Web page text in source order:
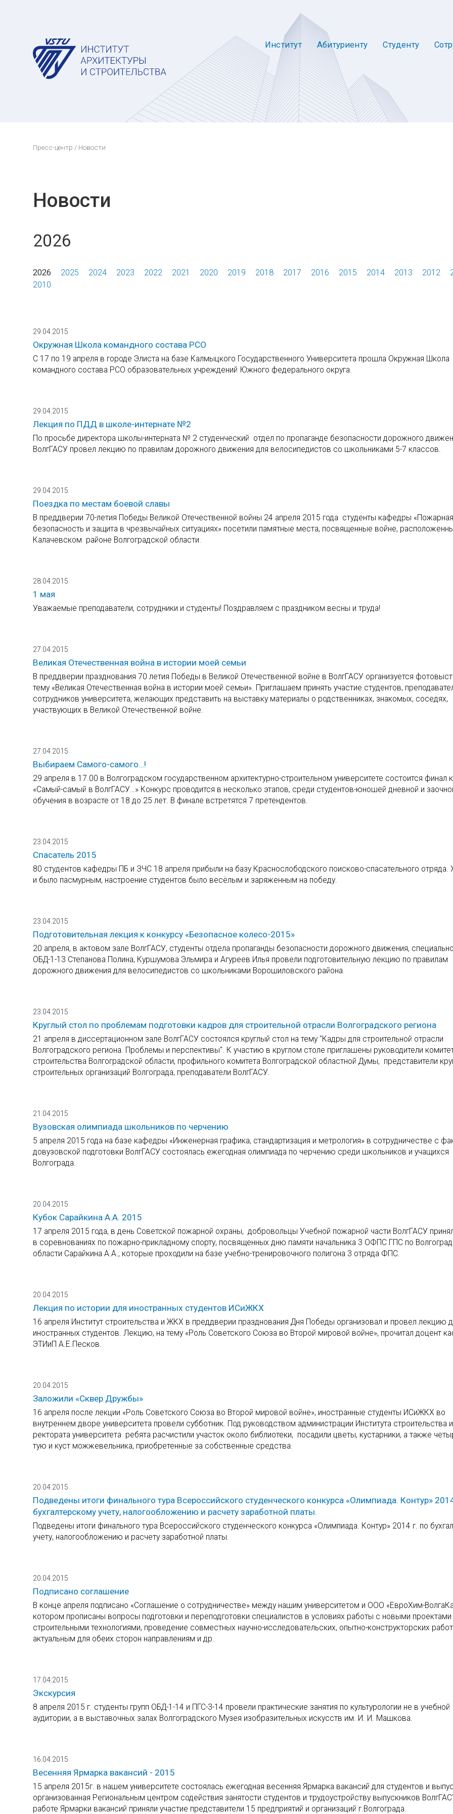
Институт Абитуриенту Студенту
Пресс-центр / Новости
Новости
2026
2026 2025 2024 2023 2022 2021 2020 2019 2018 2017 2016 2015 2014 2013 2012
2010
29.04.2015
Окружная Школа командного состава РСО
С 17 по 19 апреля в городе Элиста на базе Калмыцкого Государственного Университета прошла Окружная Школа
командного состава РСО образовательных учреждений Южного федерального округа.
29.04.2015
Лекция по ПДД в школе-интернате №2
По просьбе директора школы-интерната № 2 студенческий отдел по пропаганде безопасности дорожного
ВолгГАСУ провел лекцию по правилам дорожного движения для велосипедистов со школьниками 5-7 классов.
29.04.2015
Поездка по местам боевой славы
В преддверии 70-летия Победы Великой Отечественной войны 24 апреля 2015 года студенты кафедры «Пожарная
безопасность и защита в чрезвычайных ситуациях» посетили памятные места, посвященные войне,
Калачевском районе Волгоградской области.
28.04.2015
1 мая
Уважаемые преподаватели, сотрудники и студенты! Поздравляем с праздником весны и труда!
27.04.2015
Великая Отечественная война в истории моей семьи
В преддверии празднования 70 летия Победы в Великой Отечественной войне в ВолгГАСУ организуется
тему «Великая Отечественная война в истории моей семьи». Приглашаем принять участие студентов,
сотрудников университета, желающих представить на выставку материалы о родственниках, знакомых, соседях,
участвующих в Великой Отечественной войне.
27.04.2015
Выбираем Самого-самого…!
29 апреля в 17.00 в Волгоградском государственном архитектурно-строительном университете состоится финал
«Самый-самый в ВолгГАСУ…» Конкурс проводится в несколько этапов, среди студентов-юношей дневной и
обучения в возрасте от 18 до 25 лет. В финале встретятся 7 претендентов.
23.04.2015
Спасатель 2015
80 студентов кафедры ПБ и ЗЧС 18 апреля прибыли на базу Краснослободского поисково-спасательного отряда.
и было пасмурным, настроение студентов было весёлым и заряженным на победу.
23.04.2015
Подготовительная лекция к конкурсу «Безопасное колесо-2015»
20 апреля, в актовом зале ВолгГАСУ, студенты отдела пропаганды безопасности дорожного движения,
ОБД-1-13 Степанова Полина, Куршумова Эльмира и Агуреев Илья провели подготовительную лекцию по правилам
дорожного движения для велосипедистов со школьниками Ворошиловского района.
23.04.2015
Круглый стол по проблемам подготовки кадров для строительной отрасли Волгоградского региона
21 апреля в диссертационном зале ВолгГАСУ состоялся круглый стол на тему "Кадры для строительной отрасли
Волгоградского региона. Проблемы и перспективы". К участию в круглом столе приглашены руководители
строительства Волгоградской области, профильного комитета Волгоградской областной Думы, представители
строительных организаций Волгограда, преподаватели ВолгГАСУ.
21.04.2015
Вузовская олимпиада школьников по черчению
5 апреля 2015 года на базе кафедры «Инженерная графика, стандартизация и метрология» в сотрудничестве с
довузовской подготовки ВолгГАСУ состоялась ежегодная олимпиада по черчению среди школьников и учащихся
Волгограда.
20.04.2015
Кубок Сарайкина А.А. 2015
17 апреля 2015 года, в день Советской пожарной охраны, добровольцы Учебной пожарной части ВолгГАСУ
в соревнованиях по пожарно-прикладному спорту, посвященных дню памяти начальника 3 ОФПС ГПС по
области Сарайкина А.А., которые проходили на базе учебно-тренировочного полигона 3 отряда ФПС.
20.04.2015
Лекция по истории для иностранных студентов ИСиЖКХ
16 апреля Институт строительства и ЖКХ в преддверии празднования Дня Победы организовал и провел лекцию
иностранных студентов. Лекцию, на тему «Роль Советского Союза во Второй мировой войне», прочитал доцент
ЭТИиП А.Е.Песков.
20.04.2015
Заложили «Сквер Дружбы»
16 апреля после лекции «Роль Советского Союза во Второй мировой войне», иностранные студенты ИСиЖКХ во
внутреннем дворе университета провели субботник. Под руководством администрации Института строительства
ректората университета ребята расчистили участок около библиотеки, посадили цветы, кустарники, а также
тую и куст можжевельника, приобретенные за собственные средства.
20.04.2015
Подведены итоги финального тура Всероссийского студенческого конкурса «Олимпиада. Контур»
бухгалтерскому учету, налогообложению и расчету заработной платы.
Подведены итоги финального тура Всероссийского студенческого конкурса «Олимпиада. Контур» 2014 г. по
учету, налогообложению и расчету заработной платы.
20.04.2015
Подписано соглашение
В конце апреля подписано «Соглашение о сотрудничестве» между нашим университетом и ООО «ЕвроХим-
котором прописаны вопросы подготовки и переподготовки специалистов в условиях работы с новыми
строительными технологиями, проведение совместных научно-исследовательских, опытно-конструкторских
актуальным для обеих сторон направлениям и др.
17.04.2015
Экскурсия
8 апреля 2015 г. студенты групп ОБД-1-14 и ПГС-3-14 провели практические занятия по культурологии не в учебной
аудитории, а в выставочных залах Волгоградского Музея изобразительных искусств им. И. И. Машкова.
16.04.2015
Весенняя Ярмарка вакансий - 2015
15 апреля 2015г. в нашем университете состоялась ежегодная весенняя Ярмарка вакансий для студентов и
организованная Региональным центром содействия занятости студентов и трудоустройству выпускников
работе Ярмарки вакансий приняли участие представители 15 предприятий и организаций г.Волгограда.